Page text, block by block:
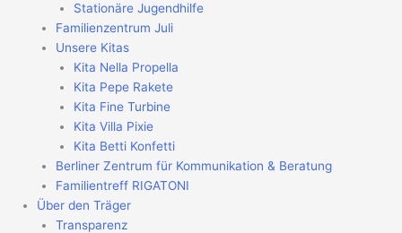
Stationäre Jugendhilfe
Familienzentrum Juli
Unsere Kitas
Kita Nella Propella
Kita Pepe Rakete
Kita Fine Turbine
Kita Villa Pixie
Kita Betti Konfetti
Berliner Zentrum für Kommunikation & Beratung
Familientreff RIGATONI
Über den Träger
Transparenz